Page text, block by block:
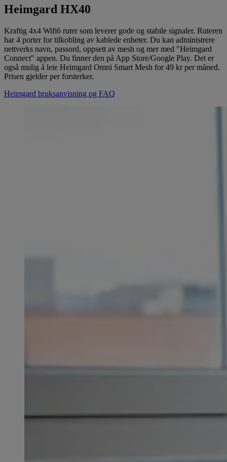
Heimgard HX40
Kraftig 4x4 Wifi6 ruter som leverer gode og stabile signaler. Ruteren
har 4 porter for tilkobling av kablede enheter. Du kan administrere
nettverks navn, passord, oppsett av mesh og mer med "Heimgard
Connect" appen. Du finner den på App Store/Google Play. Det er
også mulig å leie Heimgard Omni Smart Mesh for 49 kr per måned.
Prisen gjelder per forsterker.
Heimgard bruksanvisning og FAQ